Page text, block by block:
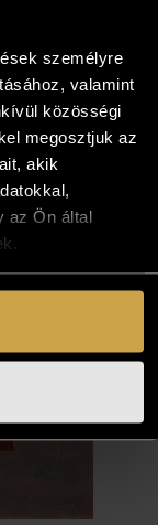
személyre
valamint
közösségi
megosztjuk az
akik
az Ön által